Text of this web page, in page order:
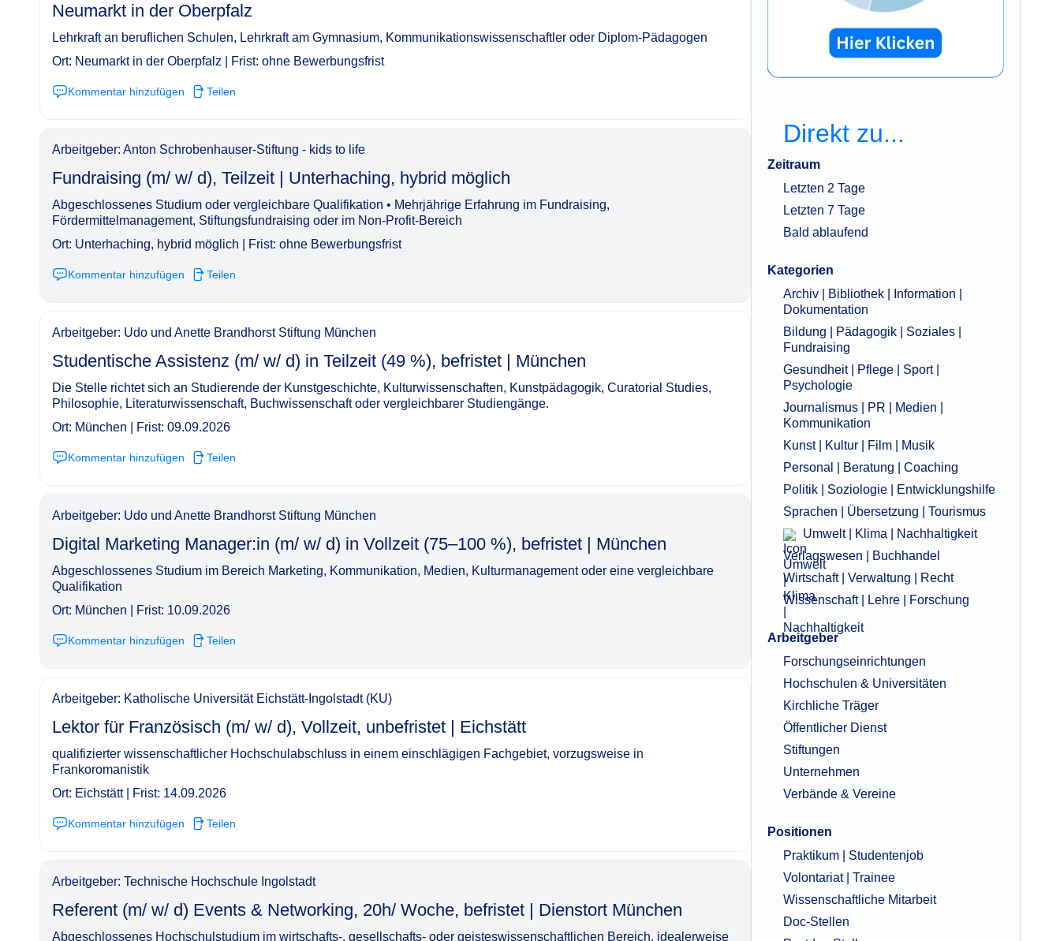
Neumarkt in der Oberpfalz​‌‌‌‌​‌​‌‌‌‌​​​‌​‌‌
Lehrkraft an beruflichen Schulen, Lehrkraft am Gymnasium, Kommunikationswissenschaftler oder Diplom-Pädagogen
Ort: Neumarkt in der Oberpfalz | Frist: ohne Bewerbungsfrist
Kommentar hinzufügen Teilen
Arbeitgeber: Anton Schrobenhauser-Stiftung - kids to life
Fundraising (m/ w/ d), Teilzeit | Unterhaching, hybrid möglich​‌‌‌‌​‌​‌‌‌‌​​​​‌‌‌
Abgeschlossenes Studium oder vergleichbare Qualifikation • Mehrjährige Erfahrung im Fundraising,
Fördermittelmanagement, Stiftungsfundraising oder im Non-Profit-Bereich
Ort: Unterhaching, hybrid möglich | Frist: ohne Bewerbungsfrist
Kommentar hinzufügen Teilen
Arbeitgeber: Udo und Anette Brandhorst Stiftung München
Studentische Assistenz (m/ w/ d) in Teilzeit (49 %), befristet | München​‌‌‌‌​‌​‌‌‌​‌‌‌‌​​​
Die Stelle richtet sich an Studierende der Kunstgeschichte, Kulturwissenschaften, Kunstpädagogik, Curatorial Studies,
Philosophie, Literaturwissenschaft, Buchwissenschaft oder vergleichbarer Studiengänge.
Ort: München | Frist: 09.09.2026
Kommentar hinzufügen Teilen
Arbeitgeber: Udo und Anette Brandhorst Stiftung München
Digital Marketing Manager:in (m/ w/ d) in Vollzeit (75–100 %), befristet | München​‌‌‌‌​‌​‌‌‌​‌‌‌​‌‌‌
Abgeschlossenes Studium im Bereich Marketing, Kommunikation, Medien, Kulturmanagement oder eine vergleichbare
Qualifikation
Ort: München | Frist: 10.09.2026
Kommentar hinzufügen Teilen
Arbeitgeber: Katholische Universität Eichstätt-Ingolstadt (KU)
Lektor für Französisch (m/ w/ d), Vollzeit, unbefristet | Eichstätt​‌‌‌‌​‌​‌‌‌​‌‌‌​​‌‌
qualifizierter wissenschaftlicher Hochschulabschluss in einem einschlägigen Fachgebiet, vorzugsweise in
Frankoromanistik
Ort: Eichstätt | Frist: 14.09.2026
Kommentar hinzufügen Teilen
Arbeitgeber: Technische Hochschule Ingolstadt
Referent (m/ w/ d) Events & Networking, 20h/ Woche, befristet | Dienstort München​‌‌‌‌​‌​‌‌‌​‌‌‌​​​‌
Abgeschlossenes Hochschulstudium im wirtschafts-, gesellschafts- oder geisteswissenschaftlichen Bereich, idealerweise
Direkt zu...
Zeitraum
Letzten 2 Tage
Letzten 7 Tage
Bald ablaufend
Kategorien
Archiv | Bibliothek | Information |
Dokumentation
Bildung | Pädagogik | Soziales |
Fundraising
Gesundheit | Pflege | Sport |
Psychologie
Journalismus | PR | Medien |
Kommunikation
Kunst | Kultur | Film | Musik
Personal | Beratung | Coaching
Politik | Soziologie | Entwicklungshilfe
Sprachen | Übersetzung | Tourismus
Umwelt | Klima | Nachhaltigkeit
Verlagswesen | Buchhandel
Wirtschaft | Verwaltung | Recht
Wissenschaft | Lehre | Forschung
Arbeitgeber
Forschungseinrichtungen
Hochschulen & Universitäten
Kirchliche Träger
Öffentlicher Dienst
Stiftungen
Unternehmen
Verbände & Vereine
Positionen
Praktikum | Studentenjob
Volontariat | Trainee
Wissenschaftliche Mitarbeit
Doc-Stellen